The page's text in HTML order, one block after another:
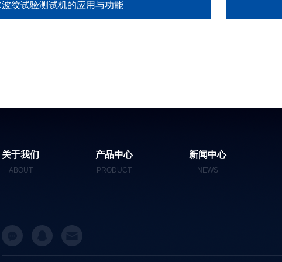
波纹试验测试机的应用与功能
关于我们
ABOUT
产品中心
PRODUCT
新闻中心
NEWS